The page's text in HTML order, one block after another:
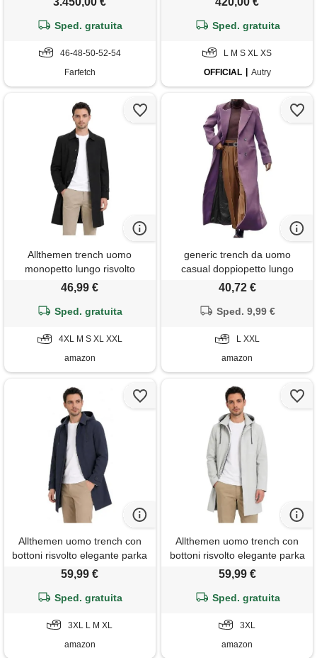
Sped. gratuita
46-48-50-52-54
Farfetch
Sped. gratuita
L M S XL XS
OFFICIAL
Autry
Allthemen trench uomo
monopetto lungo risvolto
cappotto casual antivento
autunno nero 4xl
46,99 €
Sped. gratuita
4XL M S XL XXL
amazon
generic trench da uomo
casual doppiopetto lungo
pisello cappotto con colletto
autunno inverno caldo
40,72 €
Sped. 9,99 €
L XXL
amazon
Allthemen uomo trench con
bottoni risvolto elegante parka
coat business casual giacca
59,99 €
Sped. gratuita
3XL L M XL
amazon
Allthemen uomo trench con
bottoni risvolto elegante parka
coat business casual giacca
59,99 €
Sped. gratuita
3XL
amazon